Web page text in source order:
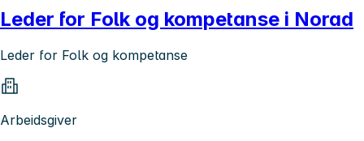
Leder for Folk og kompetanse i Norad
Leder for Folk og kompetanse
Arbeidsgiver